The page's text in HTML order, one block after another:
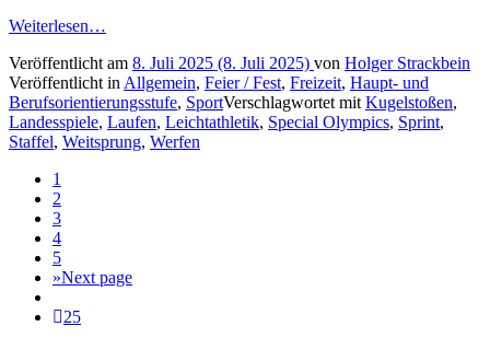
Weiterlesen…
Veröffentlicht am 8. Juli 2025 (8. Juli 2025) von Holger Strackbein
Veröffentlicht in Allgemein, Feier / Fest, Freizeit, Haupt- und
Berufsorientierungsstufe, SportVerschlagwortet mit Kugelstoßen,
Landesspiele, Laufen, Leichtathletik, Special Olympics, Sprint,
Staffel, Weitsprung, Werfen
1
2
3
4
5
»Next page
25